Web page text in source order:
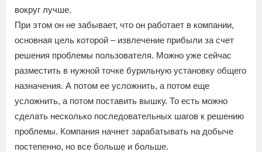
вокруг лучше.
При этом он не забывает, что он работает в компании,
основная цель которой – извлечение прибыли за счет
решения проблемы пользователя. Можно уже сейчас
разместить в нужной точке бурильную установку общего
назначения. А потом ее усложнить, а потом еще
усложнить, а потом поставить вышку. То есть можно
сделать несколько последовательных шагов к решению
проблемы. Компания начнет зарабатывать на добыче
постепенно, но все больше и больше.